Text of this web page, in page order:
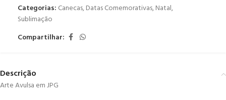
Categorias: Canecas,Datas Comemorativas,Natal,
Sublimação
Compartilhar:
Descrição
Arte Avulsa em JPG